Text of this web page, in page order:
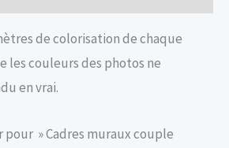
de colorisation de chaque
les couleurs des photos ne
en vrai.
» Cadres muraux couple